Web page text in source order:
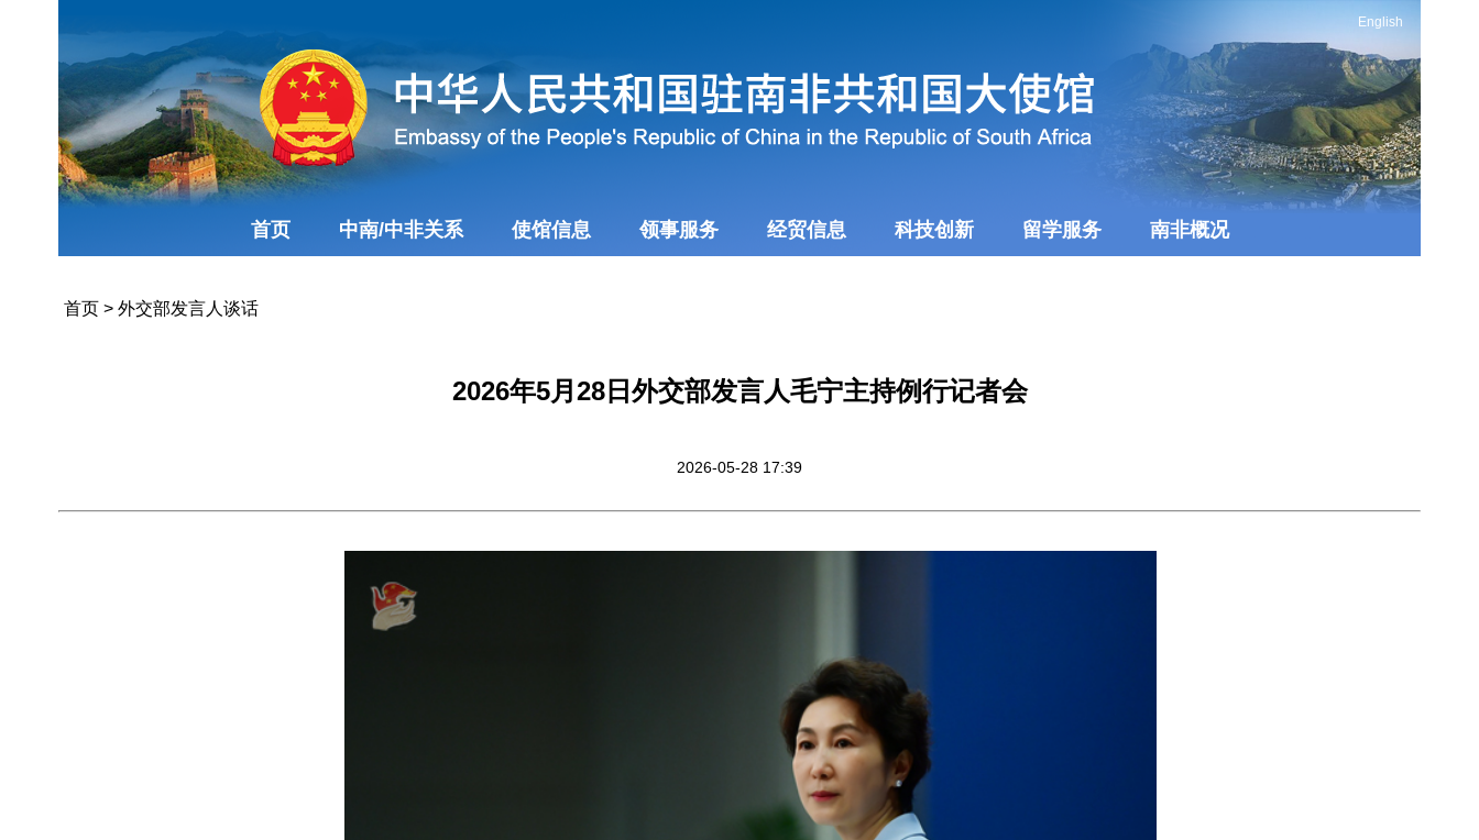
English
首页 中南/中非关系 使馆信息 领事服务 经贸信息 科技创新 留学服务 南非概况
首页 > 外交部发言人谈话
2026年5月28日外交部发言人毛宁主持例行记者会
2026-05-28 17:39